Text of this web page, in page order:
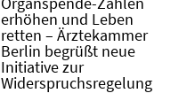
erhöhen und Leben
retten – Ärztekammer
Berlin begrüßt neue
Initiative zur
Widerspruchsregelung